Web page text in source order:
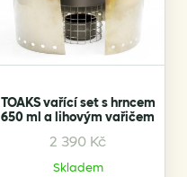
TOAKS vařící set s hrncem
650 ml a lihovým vařičem
2 390 Kč
Skladem